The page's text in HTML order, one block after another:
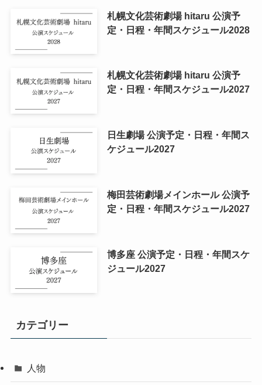
札幌文化芸術劇場 hitaru 公演予
定・日程・年間スケジュール2028
札幌文化芸術劇場 hitaru 公演予
定・日程・年間スケジュール2027
日生劇場 公演予定・日程・年間ス
ケジュール2027
梅田芸術劇場メインホール 公演予
定・日程・年間スケジュール2027
博多座 公演予定・日程・年間スケ
ジュール2027
カテゴリー
人物